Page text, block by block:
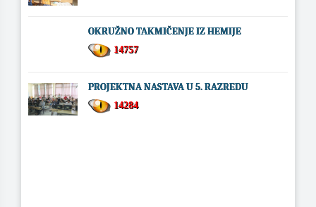
OKRUŽNO TAKMIČENJE IZ HEMIJE
14757
PROJEKTNA NASTAVA U 5. RAZREDU
14284